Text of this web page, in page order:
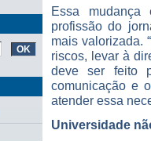
Essa mudança
profissão do
mais valorizada.
riscos, levar à
deve ser feito
comunicação e
atender essa
Universidade